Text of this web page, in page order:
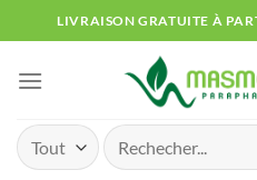
au
contenu
LIVRAISON GRATUITE À
Recherche
pour :